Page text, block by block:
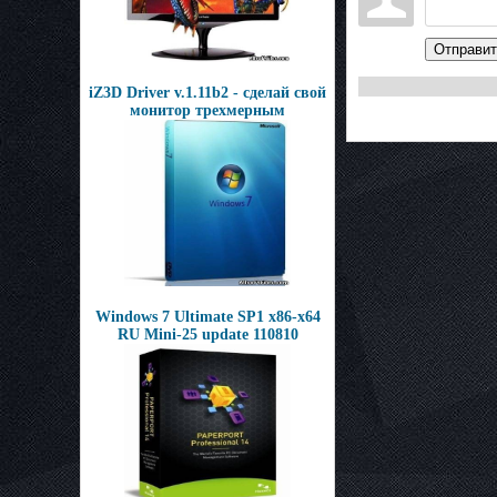
iZ3D Driver v.1.11b2 - сделай свой
монитор трехмерным
Windows 7 Ultimate SP1 x86-х64
RU Mini-25 update 110810